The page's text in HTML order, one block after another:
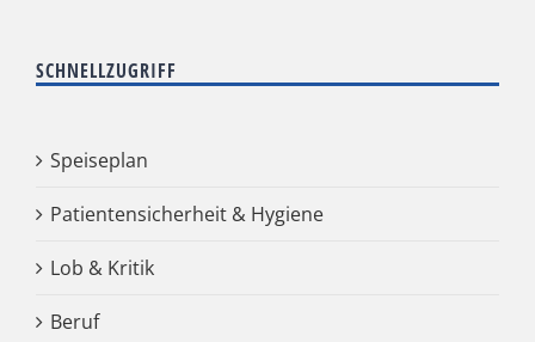
SCHNELLZUGRIFF
Speiseplan
Patientensicherheit & Hygiene
Lob & Kritik
Beruf